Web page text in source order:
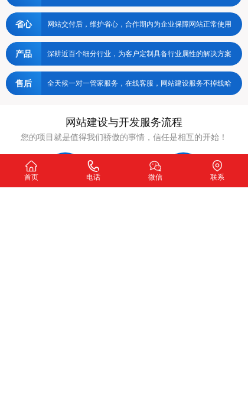
省心 网站交付后，维护省心，合作期内为企业保障网站正常使用
产品 深耕近百个细分行业，为客户定制具备行业属性的解决方案
售后 全天候一对一管家服务，在线客服，网站建设服务不掉线哈
网站建设与开发服务流程
您的项目就是值得我们骄傲的事情，信任是相互的开始！
首页 电话 微信 联系